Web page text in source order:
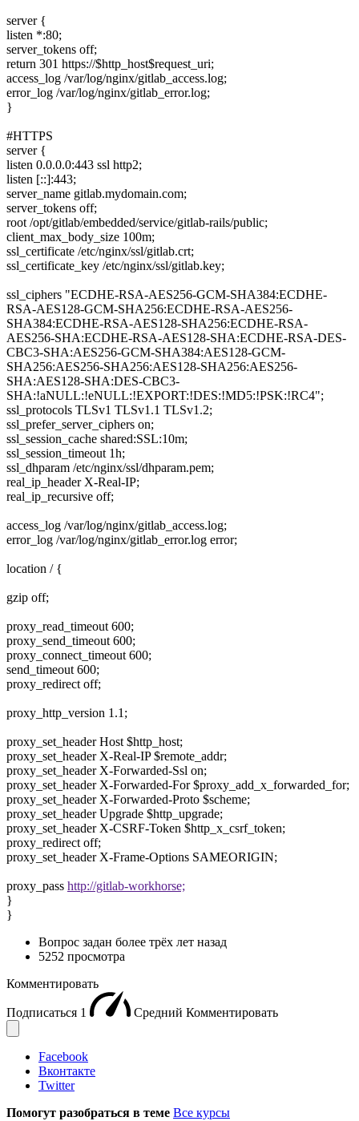
server {
listen *:80;
server_tokens off;
return 301 https://$http_host$request_uri;
access_log /var/log/nginx/gitlab_access.log;
error_log /var/log/nginx/gitlab_error.log;
}
#HTTPS
server {
listen 0.0.0.0:443 ssl http2;
listen [::]:443;
server_name gitlab.mydomain.com;
server_tokens off;
root /opt/gitlab/embedded/service/gitlab-rails/public;
client_max_body_size 100m;
ssl_certificate /etc/nginx/ssl/gitlab.crt;
ssl_certificate_key /etc/nginx/ssl/gitlab.key;
ssl_ciphers "ECDHE-RSA-AES256-GCM-SHA384:ECDHE-
RSA-AES128-GCM-SHA256:ECDHE-RSA-AES256-
SHA384:ECDHE-RSA-AES128-SHA256:ECDHE-RSA-
AES256-SHA:ECDHE-RSA-AES128-SHA:ECDHE-RSA-DES-
CBC3-SHA:AES256-GCM-SHA384:AES128-GCM-
SHA256:AES256-SHA256:AES128-SHA256:AES256-
SHA:AES128-SHA:DES-CBC3-
SHA:!aNULL:!eNULL:!EXPORT:!DES:!MD5:!PSK:!RC4";
ssl_protocols TLSv1 TLSv1.1 TLSv1.2;
ssl_prefer_server_ciphers on;
ssl_session_cache shared:SSL:10m;
ssl_session_timeout 1h;
ssl_dhparam /etc/nginx/ssl/dhparam.pem;
real_ip_header X-Real-IP;
real_ip_recursive off;
access_log /var/log/nginx/gitlab_access.log;
error_log /var/log/nginx/gitlab_error.log error;
location / {
gzip off;
proxy_read_timeout 600;
proxy_send_timeout 600;
proxy_connect_timeout 600;
send_timeout 600;
proxy_redirect off;
proxy_http_version 1.1;
proxy_set_header Host $http_host;
proxy_set_header X-Real-IP $remote_addr;
proxy_set_header X-Forwarded-Ssl on;
proxy_set_header X-Forwarded-For $proxy_add_x_forwarded_for;
proxy_set_header X-Forwarded-Proto $scheme;
proxy_set_header Upgrade $http_upgrade;
proxy_set_header X-CSRF-Token $http_x_csrf_token;
proxy_redirect off;
proxy_set_header X-Frame-Options SAMEORIGIN;
proxy_pass http://gitlab-workhorse;
}
}
Вопрос задан более трёх лет назад
5252 просмотра
Комментировать
Подписаться 1 Средний Комментировать
Facebook
Вконтакте
Twitter
Помогут разобраться в теме Все курсы